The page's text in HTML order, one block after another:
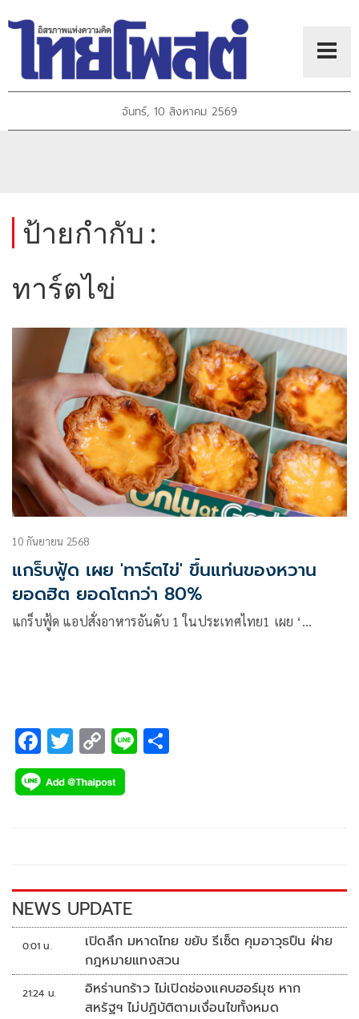
จันทร์, 10 สิงหาคม 2569
ป้ายกำกับ :
ทาร์ตไข่
10 กันยายน 2568
แกร็บฟู้ด เผย 'ทาร์ตไข่' ขึ้นแท่นของหวาน
ยอดฮิต ยอดโตกว่า 80%
แกร็บฟู้ด แอปสั่งอาหารอันดับ 1 ในประเทศไทย1 เผย ‘…
F
ac
e
k
T
wi
tt
C
o
p
k
Li
NEWS UPDATE
0:01 น.
เปิดลึก มหาดไทย ขยับ รีเซ็ต คุมอาวุธปืน ฝ่าย
กฎหมายแทงสวน
21:24 น.
อิหร่านกร้าว ไม่เปิดช่องแคบฮอร์มุซ หาก
สหรัฐฯ ไม่ปฏิบัติตามเงื่อนไขทั้งหมด